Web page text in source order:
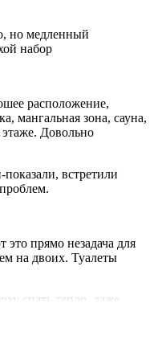
но медленный
набор
расположение,
мангальная зона, сауна,
Довольно
встретили
это прямо незадача для
на двоих. Туалеты
спать тепло, даже